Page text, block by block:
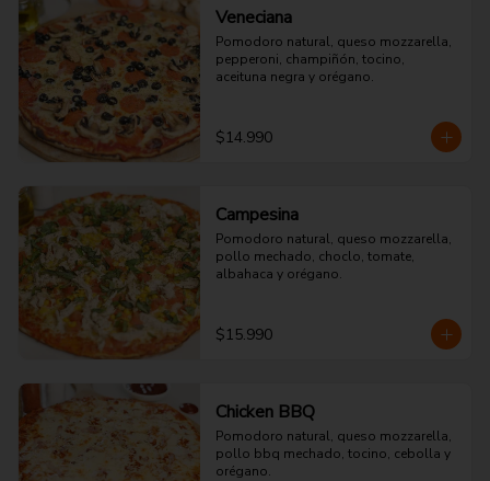
Veneciana
Pomodoro natural, queso mozzarella,
pepperoni, champiñón, tocino,
aceituna negra y orégano.
$14.990
Campesina
Pomodoro natural, queso mozzarella,
pollo mechado, choclo, tomate,
albahaca y orégano.
$15.990
Chicken BBQ
Pomodoro natural, queso mozzarella,
pollo bbq mechado, tocino, cebolla y
orégano.